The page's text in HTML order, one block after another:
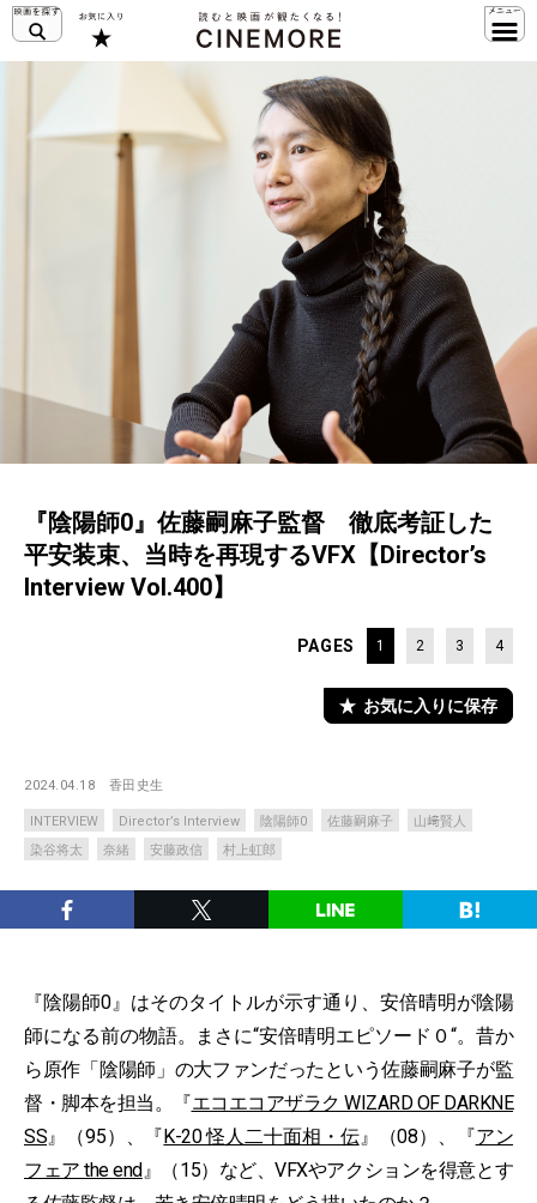
『陰陽師0』佐藤嗣麻子監督 徹底考証した
平安装束、当時を再現するVFX【Director’s
Interview Vol.400】
PAGES 1 2 3 4
お気に入りに保存
2024.04.18 香田史生
INTERVIEW Director’s Interview 陰陽師0 佐藤嗣麻子
山﨑賢人
染谷将太
奈緒 安藤政信 村上虹郎
『陰陽師0』はそのタイトルが示す通り、安倍晴明が陰陽
師になる前の物語。まさに“安倍晴明エピソード０“。昔か
ら原作「陰陽師」の大ファンだったという佐藤嗣麻子が監
督・脚本を担当。『エコエコアザラク WIZARD OF DARKNE
SS』（95）、『K-20 怪人二十面相・伝』（08）、『アン
フェア the end』（15）など、VFXやアクションを得意とす